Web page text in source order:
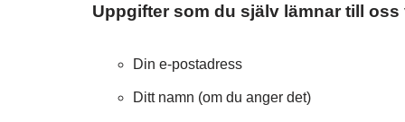
Uppgifter som du själv lämnar till
Din e-postadress
Ditt namn (om du anger det)